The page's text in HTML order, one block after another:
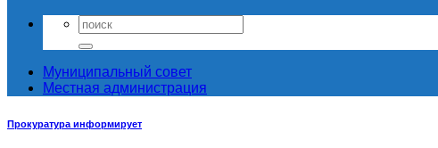
Муниципальный совет
Местная администрация
Прокуратура информирует